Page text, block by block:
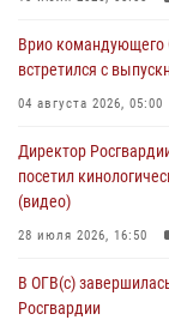
08 августа 2026, 07:00
ОМОН «Ойрат»
08 августа 2026, 07:00
Врио командующего
встретился с
04 августа 2026, 05:00
Директор
посетил
(видео)
28 июля 2026, 16:50
В ОГВ(с)
Росгвардии